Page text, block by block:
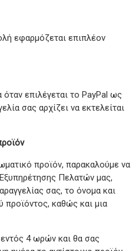
εφαρμόζεται επιπλέον
όταν επιλέγεται το PayPal ως
σας αρχίζει να εκτελείται
προϊόν, παρακαλούμε να
Πελατών μας,
σας, το όνομα και
προϊόντος, καθώς και μια
4 ωρών και θα σας